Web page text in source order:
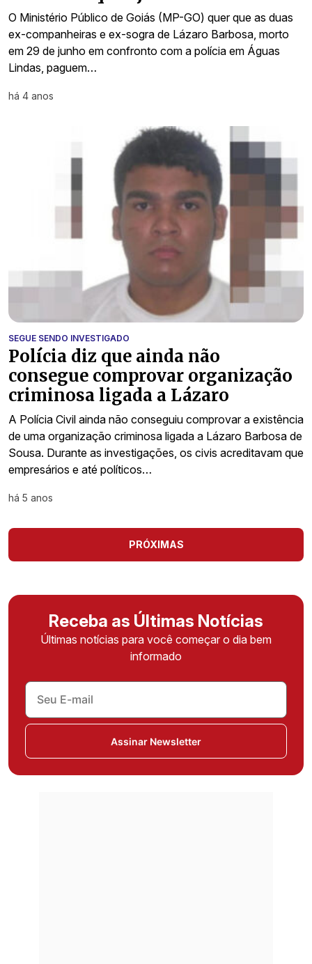
O Ministério Público de Goiás (MP-GO) quer que as duas
ex-companheiras e ex-sogra de Lázaro Barbosa, morto
em 29 de junho em confronto com a polícia em Águas
Lindas, paguem…
há 4 anos
SEGUE SENDO INVESTIGADO
Polícia diz que ainda não
consegue comprovar organização
criminosa ligada a Lázaro
A Polícia Civil ainda não conseguiu comprovar a existência
de uma organização criminosa ligada a Lázaro Barbosa de
Sousa. Durante as investigações, os civis acreditavam que
empresários e até políticos…
há 5 anos
PRÓXIMAS
Receba as Últimas Notícias
Últimas notícias para você começar o dia bem
informado
Assinar Newsletter